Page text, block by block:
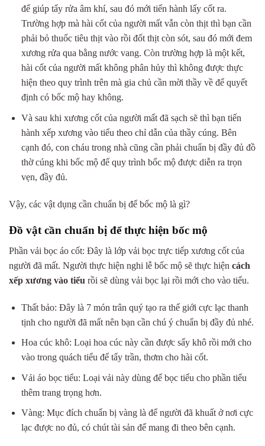
để giúp tẩy rửa âm khí, sau đó mới tiến hành lấy cốt ra.
Trường hợp mà hài cốt của người mất vẫn còn thịt thì bạn cần
phải bỏ thuốc tiêu thịt vào rồi đốt thịt còn sót, sau đó mới đem
xương rửa qua bằng nước vang. Còn trường hợp là một kết,
hài cốt của người mất không phân hủy thì không được thực
hiện theo quy trình trên mà gia chủ cần mời thầy về để quyết
định có bốc mộ hay không.
Và sau khi xương cốt của người mất đã sạch sẽ thì bạn tiến
hành xếp xương vào tiểu theo chỉ dẫn của thầy cúng. Bên
cạnh đó, con cháu trong nhà cũng cần phải chuẩn bị đầy đủ đồ
thờ cúng khi bốc mộ để quy trình bốc mộ được diễn ra trọn
vẹn, đầy đủ.
Vậy, các vật dụng cần chuẩn bị để bốc mộ là gì?
Đồ vật cần chuẩn bị để thực hiện bốc mộ
Phần vải bọc áo cốt: Đây là lớp vải bọc trực tiếp xương cốt của
người đã mất. Người thực hiện nghi lễ bốc mộ sẽ thực hiện cách
xếp xương vào tiểu rồi sẽ dùng vải bọc lại rồi mới cho vào tiểu.
Thất bảo: Đây là 7 món trân quý tạo ra thế giới cực lạc thanh
tịnh cho người đã mất nên bạn cần chú ý chuẩn bị đầy đủ nhé.
Hoa cúc khô: Loại hoa cúc này cần được sấy khô rồi mới cho
vào trong quách tiểu để tẩy trần, thơm cho hài cốt.
Vải áo bọc tiểu: Loại vải này dùng để bọc tiểu cho phần tiểu
thêm trang trọng hơn.
Vàng: Mục đích chuẩn bị vàng là để người đã khuất ở nơi cực
lạc được no đủ, có chút tài sản để mang đi theo bên cạnh.